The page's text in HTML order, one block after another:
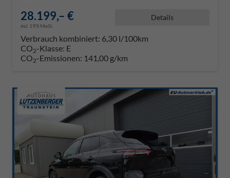
28.199,– €
incl. 19% MwSt.
Details
Verbrauch kombiniert: 6,30 l/100km
CO2-Klasse: E
CO2-Emissionen: 141,00 g/km